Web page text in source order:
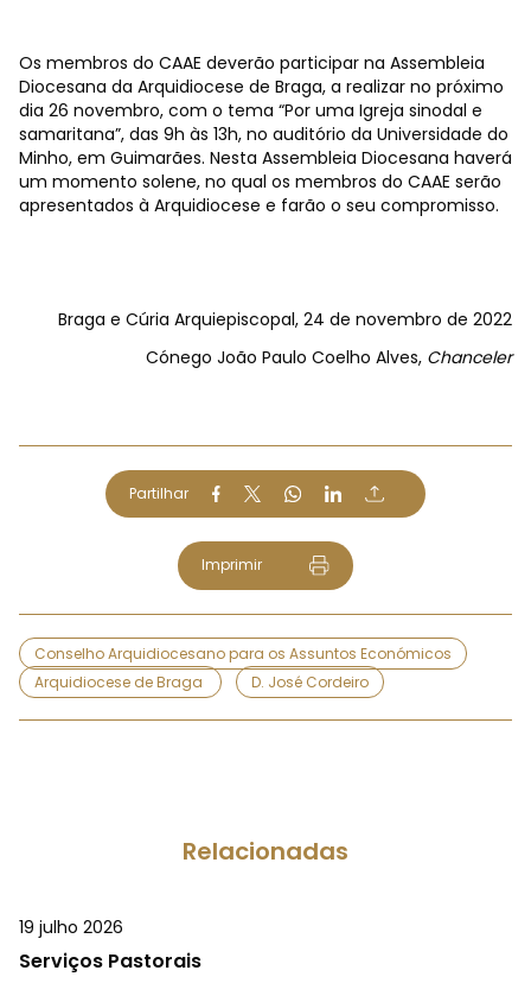
Os membros do CAAE deverão participar na Assembleia
Diocesana da Arquidiocese de Braga, a realizar no próximo
dia 26 novembro, com o tema “Por uma Igreja sinodal e
samaritana”, das 9h às 13h, no auditório da Universidade do
Minho, em Guimarães. Nesta Assembleia Diocesana haverá
um momento solene, no qual os membros do CAAE serão
apresentados à Arquidiocese e farão o seu compromisso.
Braga e Cúria Arquiepiscopal, 24 de novembro de 2022
Cónego João Paulo Coelho Alves, Chanceler
Partilhar
Imprimir
Conselho Arquidiocesano para os Assuntos Económicos
Arquidiocese de Braga
D. José Cordeiro
Relacionadas
19 julho 2026
Serviços Pastorais